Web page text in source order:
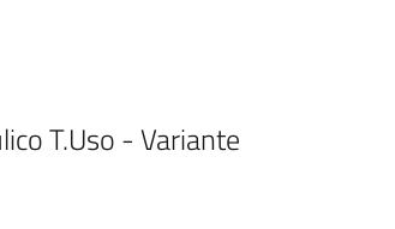
T.Uso - Variante